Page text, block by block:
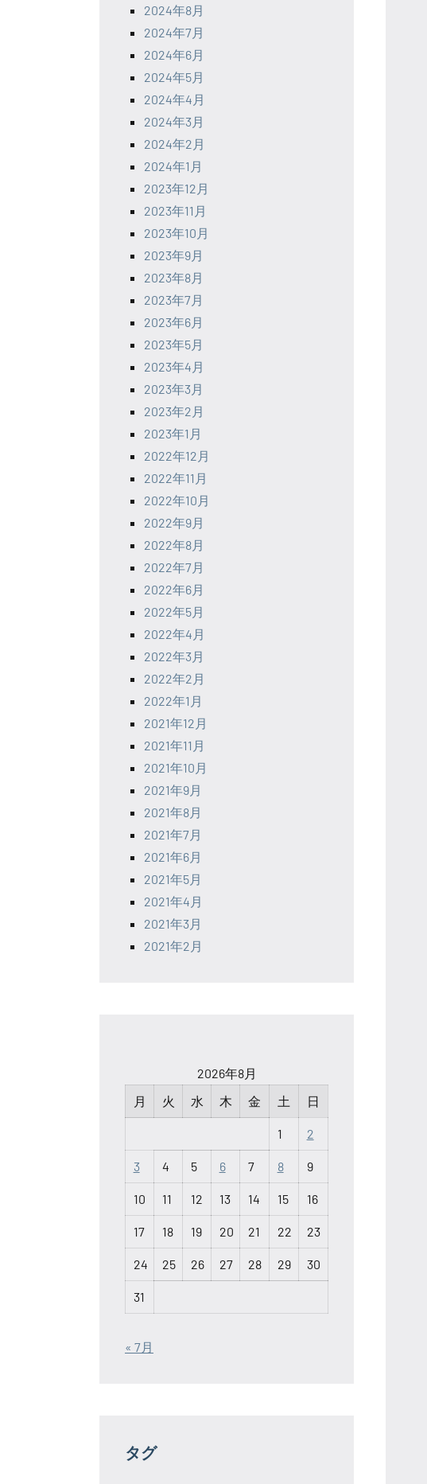
2024年8月
2024年7月
2024年6月
2024年5月
2024年4月
2024年3月
2024年2月
2024年1月
2023年12月
2023年11月
2023年10月
2023年9月
2023年8月
2023年7月
2023年6月
2023年5月
2023年4月
2023年3月
2023年2月
2023年1月
2022年12月
2022年11月
2022年10月
2022年9月
2022年8月
2022年7月
2022年6月
2022年5月
2022年4月
2022年3月
2022年2月
2022年1月
2021年12月
2021年11月
2021年10月
2021年9月
2021年8月
2021年7月
2021年6月
2021年5月
2021年4月
2021年3月
2021年2月
2026年8月
月
火 水 木 金 土 日
1 2
3 4 5 6 7 8 9
10 11 12 13 14 15 16
17 18 19 20 21 22 23
24 25 26 27 28 29 30
31
« 7月
タグ